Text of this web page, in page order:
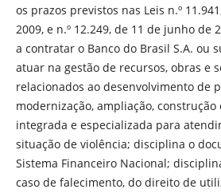
os prazos previstos nas Leis n.º
2009, e n.º 12.249, de 11 de junho de
a contratar o Banco do Brasil S.A. ou
atuar na gestão de recursos, obras e
relacionados ao desenvolvimento de
modernização, ampliação,
integrada e especializada para
situação de violência; disciplina o
Sistema Financeiro Nacional;
caso de falecimento, do direito de